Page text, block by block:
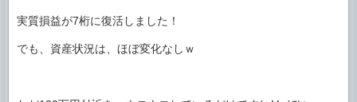
実質損益が7桁に復活しました！
でも、資産状況は、ほぼ変化なしｗ